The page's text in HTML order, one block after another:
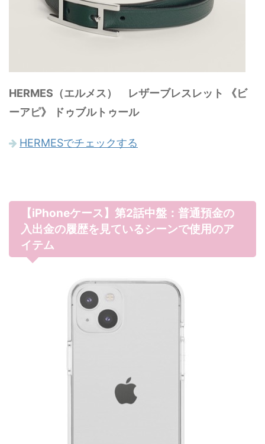
HERMES（エルメス） レザーブレスレット 《ビ
ーアピ》 ドゥブルトゥール
HERMESでチェックする
【iPhoneケース】第2話中盤：普通預金の
入出金の履歴を見ているシーンで使用のア
イテム